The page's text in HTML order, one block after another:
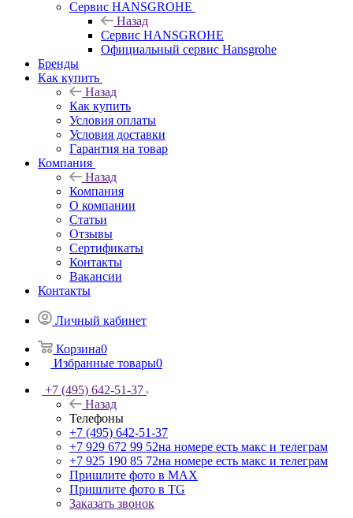
Сервис HANSGROHE
Назад
Сервис HANSGROHE
Официальный сервис Hansgrohe
Бренды
Как купить
Назад
Как купить
Условия оплаты
Условия доставки
Гарантия на товар
Компания
Назад
Компания
О компании
Статьи
Отзывы
Сертификаты
Контакты
Вакансии
Контакты
Личный кабинет
Корзина0
Избранные товары0
+7 (495) 642-51-37
Назад
Телефоны
+7 (495) 642-51-37
+7 929 672 99 52на номере есть макс и телеграм
+7 925 190 85 72на номере есть макс и телеграм
Пришлите фото в MAX
Пришлите фото в TG
Заказать звонок